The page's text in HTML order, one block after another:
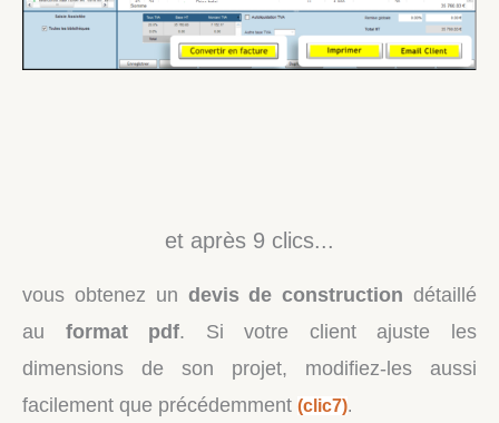
et après 9 clics...
vous obtenez un devis de construction détaillé
au format pdf. Si votre client ajuste les
dimensions de son projet, modifiez-les aussi
facilement que précédemment (clic7).